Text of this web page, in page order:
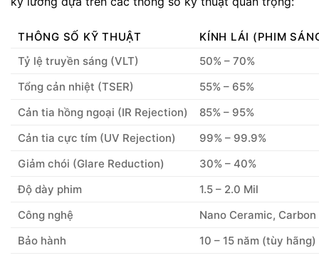
THÔNG SỐ KỸ THUẬT
KÍNH LÁI (PHIM
Tỷ lệ truyền sáng (VLT)
50% – 70%
Tổng cản nhiệt (TSER)
55% – 65%
Cản tia hồng ngoại (IR Rejection)
85% – 95%
Cản tia cực tím (UV Rejection)
99% – 99.9%
Giảm chói (Glare Reduction)
30% – 40%
Độ dày phim
1.5 – 2.0 Mil
Công nghệ
Nano Ceramic, Carbon
Bảo hành
10 – 15 năm (tùy hãng)